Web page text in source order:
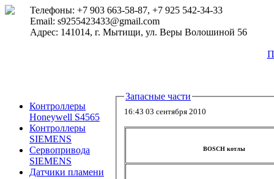
Телефоны: +7 903 663-58-87, +7 925 542-34-33
Email: s9255423433@gmail.com
Адрес: 141014, г. Мытищи, ул. Веры Волошиной 56
Контроллеры
Honeywell S4565
Контроллеры
SIEMENS
Сервопривода
SIEMENS
Датчики пламени
Запасные части
16:43 03 сентября 2010
BOSCH котлы